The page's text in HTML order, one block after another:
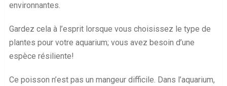
environnantes.
Gardez cela à l’esprit lorsque vous choisissez le type de
plantes pour votre aquarium; vous avez besoin d’une
espèce résiliente!
Ce poisson n’est pas un mangeur difficile. Dans l’aquarium,